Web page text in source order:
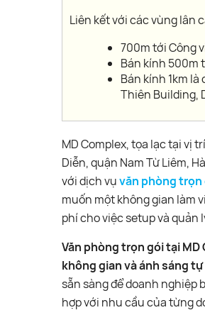
Liên kết với các vùng lân
700m tới Công
Bán kính 500m
Bán kính 1km
Thiên Building,
MD Complex, tọa lạc tại vị
Diễn, quận Nam Từ Liêm,
với dịch vụvăn phòng trọn
muốn một không gian làm
phí cho việc setup và quản
Văn phòng trọn gói tại
không gian và ánh sáng
sẵn sàng để doanh nghiệp
hợp với nhu cầu của từng